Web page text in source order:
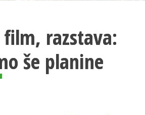
razstava:
še planine